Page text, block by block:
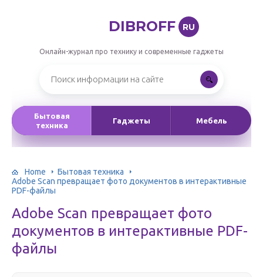
DIBROFF RU
Онлайн-журнал про технику и современные гаджеты
Бытовая
техника
Гаджеты Мебель
Home
Бытовая техника
Adobe Scan превращает фото документов в интерактивные
PDF-файлы
Adobe Scan превращает фото
документов в интерактивные PDF-
файлы